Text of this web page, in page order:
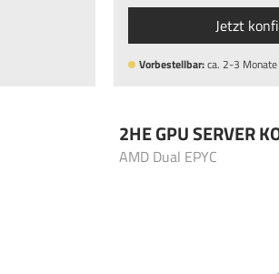
Jetzt
Vorbestellbar:ca. 2-3 Monate
2HE GPU SERVER
AMD Dual EPYC